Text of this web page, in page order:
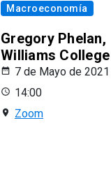
Macroeconomía
Gregory Phelan,
Williams College
7 de Mayo de 2021
14:00
Zoom